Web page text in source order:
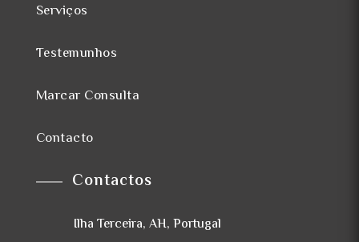
Serviços
Testemunhos
Marcar Consulta
Contacto
Contactos
Ilha Terceira, AH, Portugal